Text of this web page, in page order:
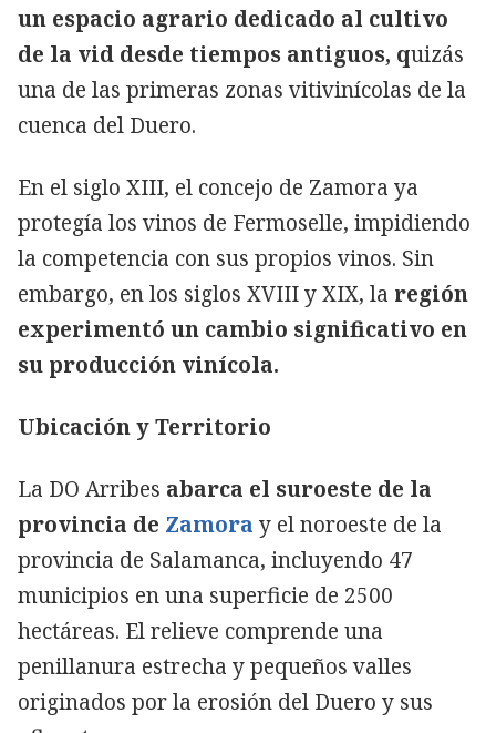
un espacio agrario dedicado al cultivo
de la vid desde tiempos antiguos, quizás
una de las primeras zonas vitivinícolas de la
cuenca del Duero.
En el siglo XIII, el concejo de Zamora ya
protegía los vinos de Fermoselle, impidiendo
la competencia con sus propios vinos. Sin
embargo, en los siglos XVIII y XIX, la región
experimentó un cambio significativo en
su producción vinícola.
Ubicación y Territorio
La DO Arribes abarca el suroeste de la
provincia de Zamora y el noroeste de la
provincia de Salamanca, incluyendo 47
municipios en una superficie de 2500
hectáreas. El relieve comprende una
penillanura estrecha y pequeños valles
originados por la erosión del Duero y sus